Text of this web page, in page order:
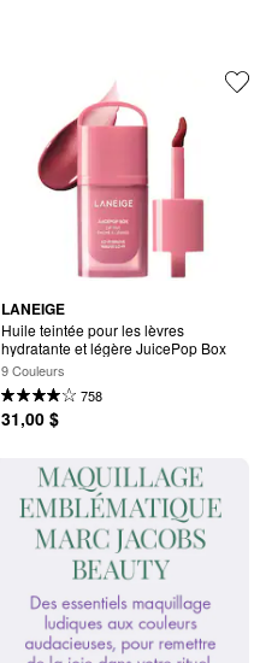
LANEIGE
Huile teintée pour les lèvres
hydratante et légère JuicePop Box
9 Couleurs
758
31,00 $